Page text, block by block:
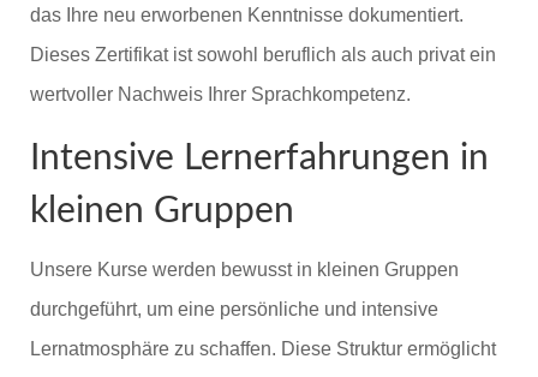
das Ihre neu erworbenen Kenntnisse dokumentiert.
Dieses Zertifikat ist sowohl beruflich als auch privat ein
wertvoller Nachweis Ihrer Sprachkompetenz.
Intensive Lernerfahrungen in
kleinen Gruppen
Unsere Kurse werden bewusst in kleinen Gruppen
durchgeführt, um eine persönliche und intensive
Lernatmosphäre zu schaffen. Diese Struktur ermöglicht